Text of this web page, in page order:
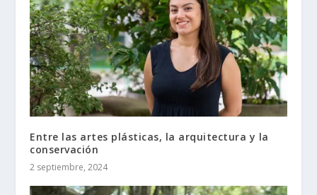
Entre las artes plásticas, la arquitectura y la
conservación
2 septiembre, 2024